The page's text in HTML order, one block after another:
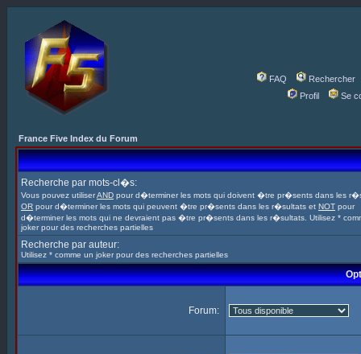
FAQ
Rechercher
Profil
Se
France Five Index du Forum
Recherche par mots-cl�s:
Vous pouvez utiliserAND pour d�terminer les mots qui doivent �tre pr�sents dans les
OR pour d�terminer les mots qui peuvent �tre pr�sents dans les r�sultats et NOT pour
d�terminer les mots qui ne devraient pas �tre pr�sents dans les r�sultats. Utilisez *
joker pour des recherches partielles
Recherche par auteur:
Utilisez * comme un joker pour des recherches partielles
Forum: